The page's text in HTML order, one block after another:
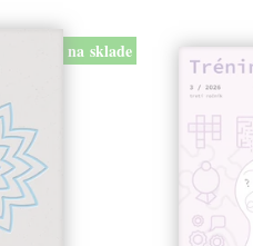
na sklade